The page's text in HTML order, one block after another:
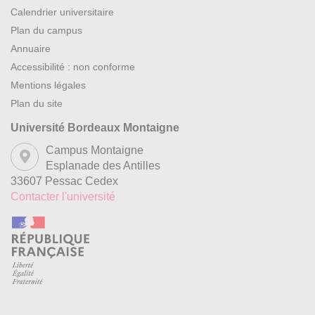
siècle : Kandinsky/Schönberg, Pollock/Coleman,
Morellet/Reich…), les relations internes enfin (avec le cas
particulier de certains « polyartistes », tels Klee, Michaux,
Cage…).
Calendrier universitaire
Plan du campus
Annuaire
Accessibilité : non conforme
Mentions légales
Plan du site
Université Bordeaux Montaigne
Campus Montaigne
Esplanade des Antilles
33607 Pessac Cedex
Contacter l'université